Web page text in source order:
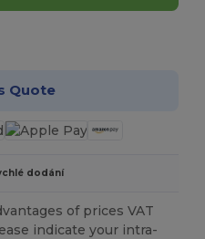
Quote
dodání
of prices VAT
indicate your intra-